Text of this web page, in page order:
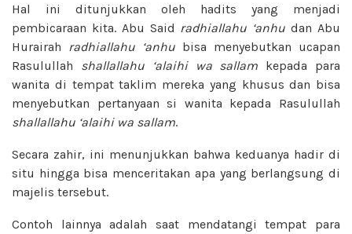
Hal ini ditunjukkan oleh hadits yang menjadi
pembicaraan kita. Abu Said radhiallahu ‘anhu dan Abu
Hurairah
radhiallahu ‘anhu bisa menyebutkan ucapan
Rasulullah shallallahu ‘alaihi wa sallam kepada para
wanita di tempat taklim mereka yang khusus dan bisa
menyebutkan pertanyaan si wanita kepada Rasulullah
shallallahu ‘alaihi wa sallam.
Secara zahir, ini menunjukkan bahwa keduanya hadir di
situ hingga bisa menceritakan apa yang berlangsung di
majelis tersebut.
Contoh lainnya adalah saat mendatangi tempat para